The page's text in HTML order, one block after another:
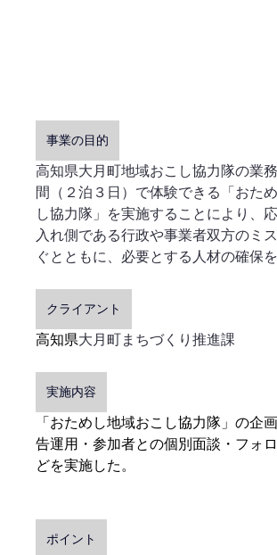
事業の目的
高知県大月町地域おこし協力隊の業
間（２泊３日）で体験できる「おた
し協力隊」を実施することにより、
入れ側である行政や事業者双方のミ
ぐとともに、必要とする人材の確保を
クライアント
高知県大月町まちづくり推進課
実施内容
「おためし地域おこし協力隊」の企
告運用・参加者との個別面談・フォ
どを実施した。
ポイント